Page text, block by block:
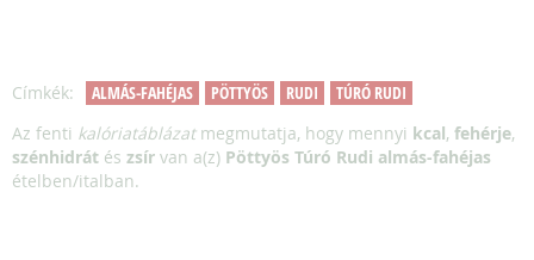
Címkék: ALMÁS-FAHÉJAS PÖTTYÖS RUDI
TÚRÓ RUDI
Az fenti kalóriatáblázatmegmutatja, hogy mennyi kcal, fehérje,
szénhidrát és zsír van a(z) Pöttyös Túró Rudi almás-fahéjas
ételben/italban.